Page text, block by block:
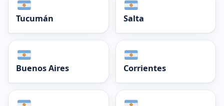
Tucumán Salta
Buenos Aires Corrientes